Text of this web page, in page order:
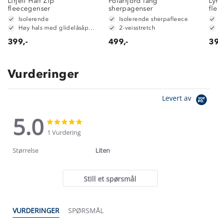
fleecegenser
Isolerende
399,-
sherpagenser
Isolerende sherpafleece
2-veisstretch
499,-
Vurderinger
Levert av
5.0
5.0
star
rating
1 Vurdering
Størrelse Liten
Still et spørsmål
VURDERINGER SPØRSMÅL